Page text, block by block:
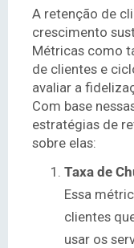
A retenção de
crescimento
Métricas como
de clientes e
avaliar a
Com base
estratégias de
sobre elas:
Taxa de
Essa
clientes
usar os